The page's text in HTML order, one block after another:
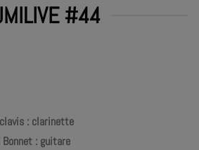
#44
: clarinette
Bonnet : guitare